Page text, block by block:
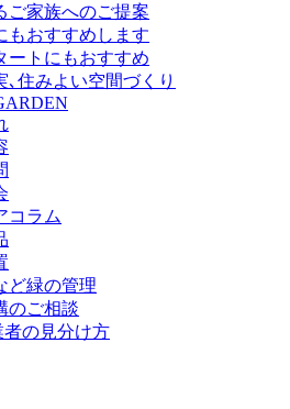
ご家族へのご提案
もおすすめします
ートにもおすすめ
､住みよい空間づくり
コラム
ど緑の管理
のご相談
者の見分け方